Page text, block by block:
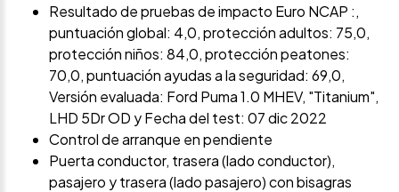
Resultado de pruebas de impacto Euro NCAP :,
puntuación global: 4,0, protección adultos: 75,0,
protección niños: 84,0, protección peatones:
70,0, puntuación ayudas a la seguridad: 69,0,
Versión evaluada: Ford Puma 1.0 MHEV, "Titanium",
LHD 5Dr OD y Fecha del test: 07 dic 2022
Control de arranque en pendiente
Puerta conductor, trasera (lado conductor),
pasajero y trasera (lado pasajero) con bisagras